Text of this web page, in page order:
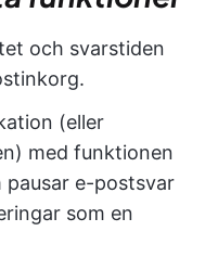
och svarstiden
(eller
med funktionen
pausar e-postsvar
som en